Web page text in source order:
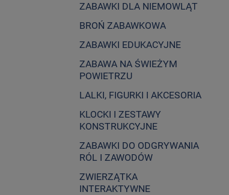
ZABAWKI DLA NIEMOWLĄT
BROŃ ZABAWKOWA
ZABAWKI EDUKACYJNE
ZABAWA NA ŚWIEŻYM
POWIETRZU
LALKI, FIGURKI I AKCESORIA
KLOCKI I ZESTAWY
KONSTRUKCYJNE
ZABAWKI DO ODGRYWANIA
RÓL I ZAWODÓW
ZWIERZĄTKA
INTERAKTYWNE